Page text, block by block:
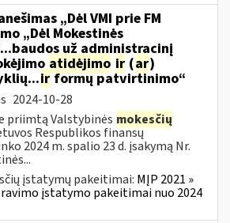
„Dėl VMI prie FM
„Dėl Mokestinės
...baudos už administracinį
atidėjimo ir (ar)
irformų patvirtinimo“
2024-10-28
priimtą Valstybinės mokesčių
Respublikos finansų
2024 m. spalio 23 d. įsakymą Nr.
įstatymų pakeitimai: MĮP 2021 »
įstatymo pakeitimai nuo 2024